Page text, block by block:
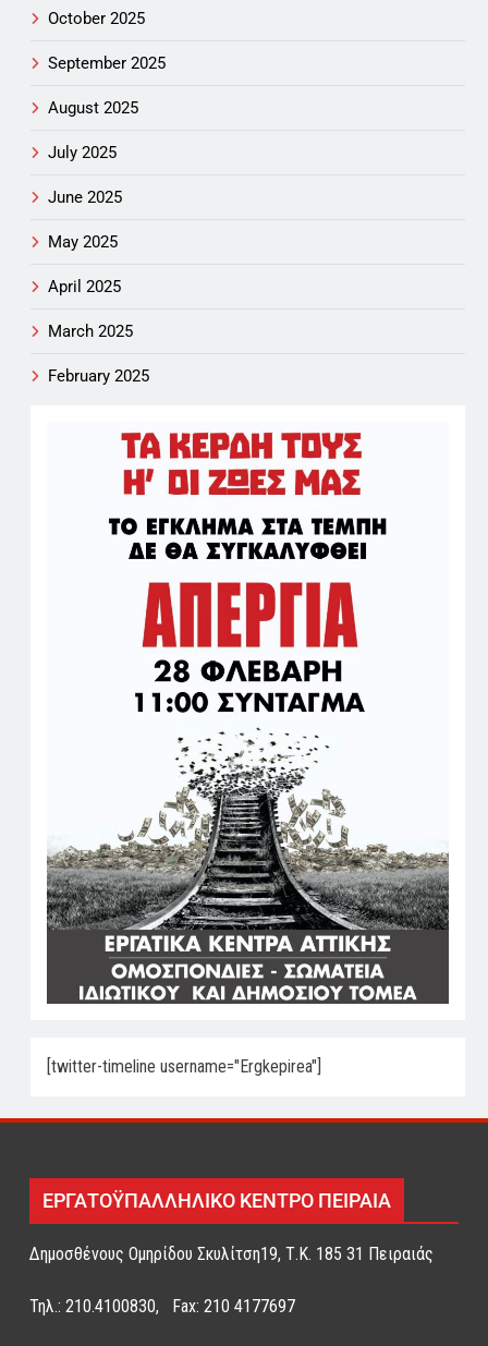
October 2025
September 2025
August 2025
July 2025
June 2025
May 2025
April 2025
March 2025
February 2025
[twitter-timeline username="Ergkepirea"]
ΕΡΓΑΤΟΫΠΑΛΛΗΛΙΚΟ ΚΕΝΤΡΟ ΠΕΙΡΑΙΑ
Δημοσθένους Ομηρίδου Σκυλίτση19, Τ.Κ. 185 31 Πειραιάς
Τηλ.: 210.4100830, Fax: 210 4177697